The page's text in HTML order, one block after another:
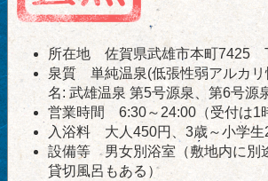
所在地 佐賀県武雄市本町7425
泉質 単純温泉(低張性弱アルカ
名: 武雄温泉 第5号源泉、第6号源
営業時間 6:30～24:00（受付は1
入浴料 大人450円、3歳～小学生
設備等 男女別浴室（敷地内に別
貸切風呂もある）